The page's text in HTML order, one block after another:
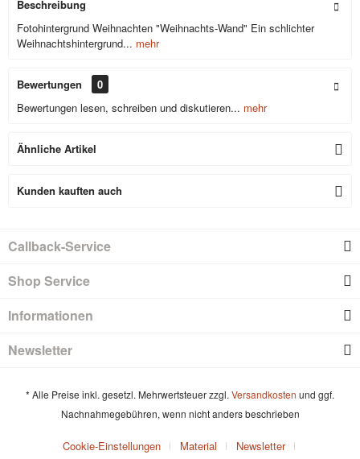
Beschreibung
Fotohintergrund Weihnachten "Weihnachts-Wand" Ein schlichter
Weihnachtshintergrund... mehr
Bewertungen
0
Bewertungen lesen, schreiben und diskutieren... mehr
Ähnliche Artikel
Kunden kauften auch
Callback-Service
Shop Service
Informationen
Newsletter
* Alle Preise inkl. gesetzl. Mehrwertsteuer zzgl. Versandkosten und ggf.
Nachnahmegebühren, wenn nicht anders beschrieben
Cookie-Einstellungen Material Newsletter